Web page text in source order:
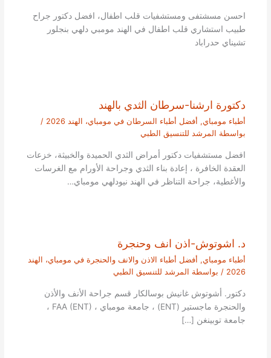
احسن مسشتفى ومستشفيات قلب اطفال، افضل دكتور جراح
طبيب استشاري قلب اطفال في الهند مومبي دلهي بنجلور
تشيناي حدراباد
دكتورة ارشنا-سرطان الثدي بالهند
أطباء مومباي, أفضل أطباء السرطان في مومباي، الهند 2026
/
بواسطة المرشد للتنسيق الطبي
افضل مستشفيات دكتور أمراض الثدي الحميدة والخبيثة، خزعات
العقدة الخافرة ، إعادة بناء الثدي وجراحة الأورام مع الغرسات
والأغطية، جراحة التناظر في الهند نيودلهي مومباي…
د. اشوتوش-اذن انف وحنجرة
أطباء مومباي, أفضل أطباء الاذن والانف والحنجرة في مومباي، الهند
2026 / بواسطة المرشد للتنسيق الطبي
دكتور. أشوتوش غانيش بوسالكار قسم جراحة الأنف والأذن
والحنجرة ماجستير (ENT) ، جامعة مومباي ، FAA (ENT) ،
جامعة توبينغن […]